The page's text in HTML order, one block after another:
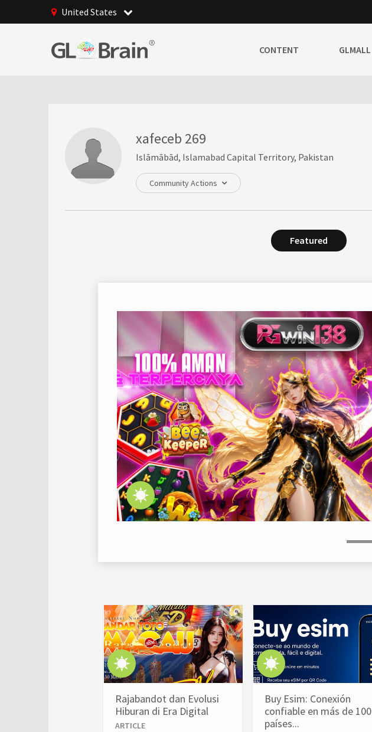
United States
CONTENT GLMALL
xafeceb 269
Islāmābād, Islamabad Capital Territory, Pakistan
Community Actions
Featured
Rajabandot dan Evolusi
Hiburan di Era Digital
ARTICLE
Buy Esim: Conexión
confiable en más de 100
países...